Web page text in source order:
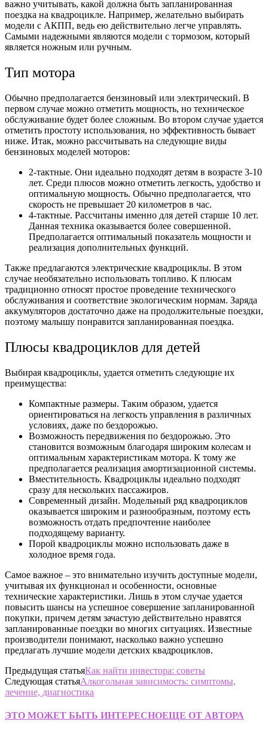
важно учитывать, какой должна быть запланированная
поездка на квадроцикле. Например, желательно выбирать
модели с АКПП, ведь ею действительно легче управлять.
Самыми надежными являются модели с тормозом, который
является ножным или ручным.
Тип мотора
Обычно предполагается бензиновый или электрический. В
первом случае можно отметить мощность, но техническое
обслуживание будет более сложным. Во втором случае удается
отметить простоту использования, но эффективность бывает
ниже. Итак, можно рассчитывать на следующие виды
бензиновых моделей моторов:
2-тактные. Они идеально подходят детям в возрасте 3-10
лет. Среди плюсов можно отметить легкость, удобство и
оптимальную мощность. Обычно предполагается, что
скорость не превышает 20 километров в час.
4-тактные. Рассчитаны именно для детей старше 10 лет.
Данная техника оказывается более совершенной.
Предполагается оптимальный показатель мощности и
реализация дополнительных функций.
Также предлагаются электрические квадроциклы. В этом
случае необязательно использовать топливо. К плюсам
традиционно относят простое проведение технического
обслуживания и соответствие экологическим нормам. Заряда
аккумуляторов достаточно даже на продолжительные поездки,
поэтому малышу понравится запланированная поездка.
Плюсы квадроциклов для детей
Выбирая квадроциклы, удается отметить следующие их
преимущества:
Компактные размеры. Таким образом, удается
ориентироваться на легкость управления в различных
условиях, даже по бездорожью.
Возможность передвижения по бездорожью. Это
становится возможным благодаря широким колесам и
оптимальным характеристикам мотора. К тому же
предполагается реализация амортизационной системы.
Вместительность. Квадроциклы идеально подходят
сразу для нескольких пассажиров.
Современный дизайн. Модельный ряд квадроциклов
оказывается широким и разнообразным, поэтому есть
возможность отдать предпочтение наиболее
подходящему варианту.
Порой квадроциклы можно использовать даже в
холодное время года.
Самое важное – это внимательно изучить доступные модели,
учитывая их функционал и особенности, основные
технические характеристики. Лишь в этом случае удается
повысить шансы на успешное совершение запланированной
покупки, причем детям зачастую действительно нравятся
запланированные поездки во многих ситуациях. Известные
производители понимают, насколько важно успешно
предлагать лучшие модели детских квадроциклов.
Предыдущая статьяКак найти инвестора: советы
Следующая статьяАлкогольная зависимость: симптомы,
лечение, диагностика
ЭТО МОЖЕТ БЫТЬ ИНТЕРЕСНОЕЩЕ ОТ АВТОРА